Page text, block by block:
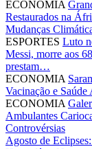
ECONOMIA
Restaurados na
Mudanças
ESPORTES Luto
Messi, morre aos
prestam…
ECONOMIA
Vacinação e
ECONOMIA
Ambulantes
Controvérsias
Agosto de